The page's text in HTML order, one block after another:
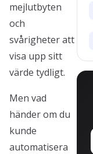
mejlutbyten
och
svårigheter att
visa upp sitt
värde tydligt.
Men vad
händer om du
kunde
automatisera